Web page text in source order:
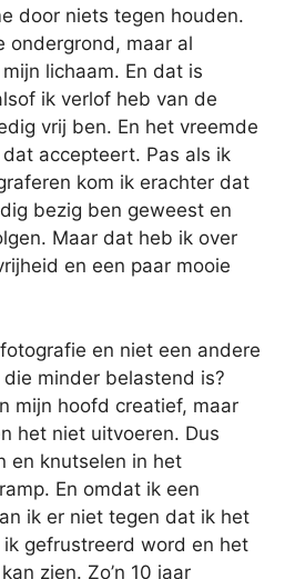
door niets tegen houden.
ondergrond, maar al
lichaam. En dat is
ik verlof heb van de
vrij ben. En het vreemde
accepteert. Pas als ik
kom ik erachter dat
bezig ben geweest en
Maar dat heb ik over
en een paar mooie
en niet een andere
minder belastend is?
mijn hoofd creatief, maar
het niet uitvoeren. Dus
en knutselen in het
En omdat ik een
ik er niet tegen dat ik het
gefrustreerd word en het
zien. Zo’n 10 jaar